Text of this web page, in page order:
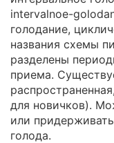
intervalnoe-
голодание,
названия схемы
разделены
приема.
для новичков).
или
голода.